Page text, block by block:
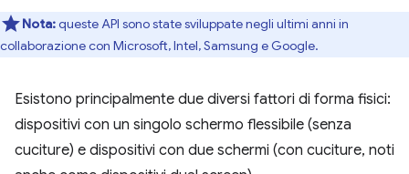
Nota:queste API sono state sviluppate negli ultimi anni in
collaborazione con Microsoft, Intel, Samsung e Google.
Esistono principalmente due diversi fattori di forma fisici:
dispositivi con un singolo schermo flessibile (senza
cuciture) e dispositivi con due schermi (con cuciture, noti